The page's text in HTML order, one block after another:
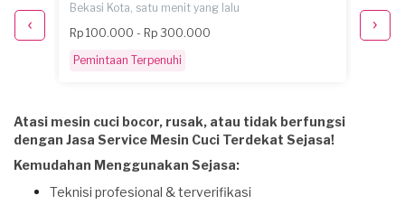
Bekasi Kota, satu menit yang lalu
Rp 100.000 - Rp 300.000
Pemintaan Terpenuhi
Bekasi
Atasi mesin cuci bocor, rusak, atau tidak berfungsi
dengan Jasa Service Mesin Cuci Terdekat Sejasa!
Kemudahan Menggunakan Sejasa:
Teknisi profesional & terverifikasi